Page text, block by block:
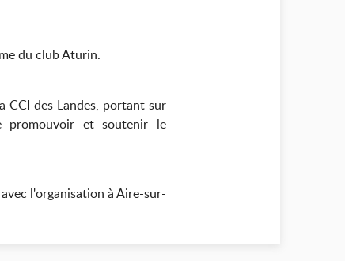
du club Aturin.
des Landes, portant sur
promouvoir et soutenir le
l'organisation à Aire-sur-